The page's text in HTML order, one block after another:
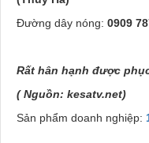
Đường dây nóng: 0909
Rất hân hạnh được
( Nguồn: kesatv.net)
Sản phẩm doanh nghiệp: